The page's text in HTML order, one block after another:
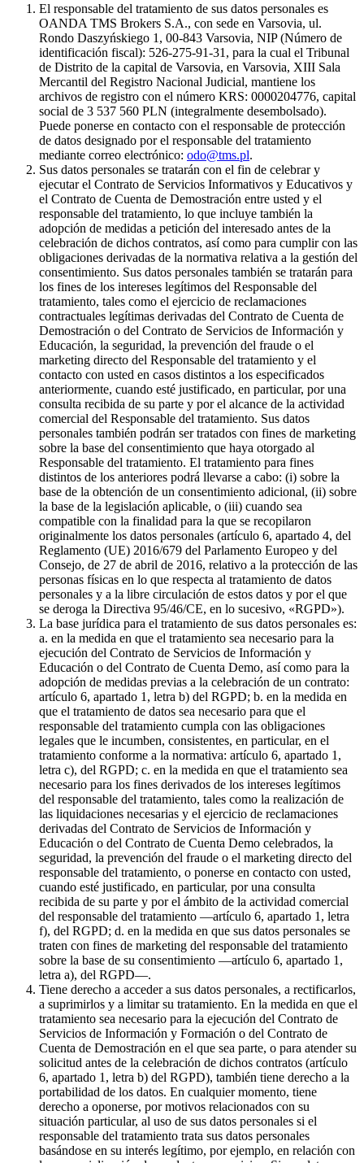
El responsable del tratamiento de sus datos personales es
OANDA TMS Brokers S.A., con sede en Varsovia, ul.
Rondo Daszyńskiego 1, 00-843 Varsovia, NIP (Número de
identificación fiscal): 526-275-91-31, para la cual el Tribunal
de Distrito de la capital de Varsovia, en Varsovia, XIII Sala
Mercantil del Registro Nacional Judicial, mantiene los
archivos de registro con el número KRS: 0000204776, capital
social de 3 537 560 PLN (integralmente desembolsado).
Puede ponerse en contacto con el responsable de protección
de datos designado por el responsable del tratamiento
mediante correo electrónico: odo@tms.pl.
Sus datos personales se tratarán con el fin de celebrar y
ejecutar el Contrato de Servicios Informativos y Educativos y
el Contrato de Cuenta de Demostración entre usted y el
responsable del tratamiento, lo que incluye también la
adopción de medidas a petición del interesado antes de la
celebración de dichos contratos, así como para cumplir con las
obligaciones derivadas de la normativa relativa a la gestión del
consentimiento. Sus datos personales también se tratarán para
los fines de los intereses legítimos del Responsable del
tratamiento, tales como el ejercicio de reclamaciones
contractuales legítimas derivadas del Contrato de Cuenta de
Demostración o del Contrato de Servicios de Información y
Educación, la seguridad, la prevención del fraude o el
marketing directo del Responsable del tratamiento y el
contacto con usted en casos distintos a los especificados
anteriormente, cuando esté justificado, en particular, por una
consulta recibida de su parte y por el alcance de la actividad
comercial del Responsable del tratamiento. Sus datos
personales también podrán ser tratados con fines de marketing
sobre la base del consentimiento que haya otorgado al
Responsable del tratamiento. El tratamiento para fines
distintos de los anteriores podrá llevarse a cabo: (i) sobre la
base de la obtención de un consentimiento adicional, (ii) sobre
la base de la legislación aplicable, o (iii) cuando sea
compatible con la finalidad para la que se recopilaron
originalmente los datos personales (artículo 6, apartado 4, del
Reglamento (UE) 2016/679 del Parlamento Europeo y del
Consejo, de 27 de abril de 2016, relativo a la protección de las
personas físicas en lo que respecta al tratamiento de datos
personales y a la libre circulación de estos datos y por el que
se deroga la Directiva 95/46/CE, en lo sucesivo, «RGPD»).
La base jurídica para el tratamiento de sus datos personales es:
a. en la medida en que el tratamiento sea necesario para la
ejecución del Contrato de Servicios de Información y
Educación o del Contrato de Cuenta Demo, así como para la
adopción de medidas previas a la celebración de un contrato:
artículo 6, apartado 1, letra b) del RGPD; b. en la medida en
que el tratamiento de datos sea necesario para que el
responsable del tratamiento cumpla con las obligaciones
legales que le incumben, consistentes, en particular, en el
tratamiento conforme a la normativa: artículo 6, apartado 1,
letra c), del RGPD; c. en la medida en que el tratamiento sea
necesario para los fines derivados de los intereses legítimos
del responsable del tratamiento, tales como la realización de
las liquidaciones necesarias y el ejercicio de reclamaciones
derivadas del Contrato de Servicios de Información y
Educación o del Contrato de Cuenta Demo celebrados, la
seguridad, la prevención del fraude o el marketing directo del
responsable del tratamiento, o ponerse en contacto con usted,
cuando esté justificado, en particular, por una consulta
recibida de su parte y por el ámbito de la actividad comercial
del responsable del tratamiento —artículo 6, apartado 1, letra
f), del RGPD; d. en la medida en que sus datos personales se
traten con fines de marketing del responsable del tratamiento
sobre la base de su consentimiento —artículo 6, apartado 1,
letra a), del RGPD—.
Tiene derecho a acceder a sus datos personales, a rectificarlos,
a suprimirlos y a limitar su tratamiento. En la medida en que el
tratamiento sea necesario para la ejecución del Contrato de
Servicios de Información y Formación o del Contrato de
Cuenta de Demostración en el que sea parte, o para atender su
solicitud antes de la celebración de dichos contratos (artículo
6, apartado 1, letra b) del RGPD), también tiene derecho a la
portabilidad de los datos. En cualquier momento, tiene
derecho a oponerse, por motivos relacionados con su
situación particular, al uso de sus datos personales si el
responsable del tratamiento trata sus datos personales
basándose en su interés legítimo, por ejemplo, en relación con